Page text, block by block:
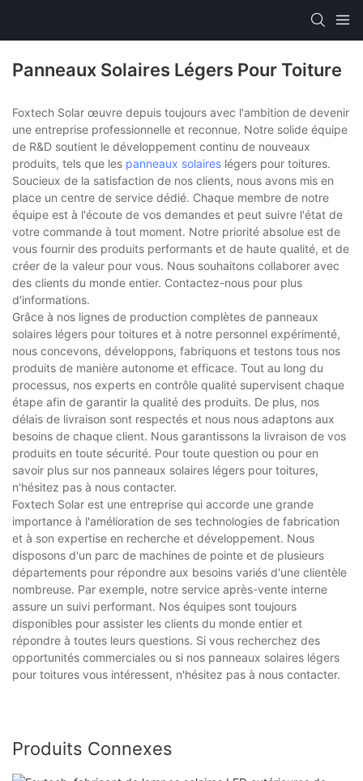
Panneaux Solaires Légers Pour Toiture
Foxtech Solar œuvre depuis toujours avec l'ambition de devenir
une entreprise professionnelle et reconnue. Notre solide équipe
de R&D soutient le développement continu de nouveaux
produits, tels que les panneaux solaires légers pour toitures.
Soucieux de la satisfaction de nos clients, nous avons mis en
place un centre de service dédié. Chaque membre de notre
équipe est à l'écoute de vos demandes et peut suivre l'état de
votre commande à tout moment. Notre priorité absolue est de
vous fournir des produits performants et de haute qualité, et de
créer de la valeur pour vous. Nous souhaitons collaborer avec
des clients du monde entier. Contactez-nous pour plus
d'informations.
Grâce à nos lignes de production complètes de panneaux
solaires légers pour toitures et à notre personnel expérimenté,
nous concevons, développons, fabriquons et testons tous nos
produits de manière autonome et efficace. Tout au long du
processus, nos experts en contrôle qualité supervisent chaque
étape afin de garantir la qualité des produits. De plus, nos
délais de livraison sont respectés et nous nous adaptons aux
besoins de chaque client. Nous garantissons la livraison de vos
produits en toute sécurité. Pour toute question ou pour en
savoir plus sur nos panneaux solaires légers pour toitures,
n'hésitez pas à nous contacter.
Foxtech Solar est une entreprise qui accorde une grande
importance à l'amélioration de ses technologies de fabrication
et à son expertise en recherche et développement. Nous
disposons d'un parc de machines de pointe et de plusieurs
départements pour répondre aux besoins variés d'une clientèle
nombreuse. Par exemple, notre service après-vente interne
assure un suivi performant. Nos équipes sont toujours
disponibles pour assister les clients du monde entier et
répondre à toutes leurs questions. Si vous recherchez des
opportunités commerciales ou si nos panneaux solaires légers
pour toitures vous intéressent, n'hésitez pas à nous contacter.
Produits Connexes